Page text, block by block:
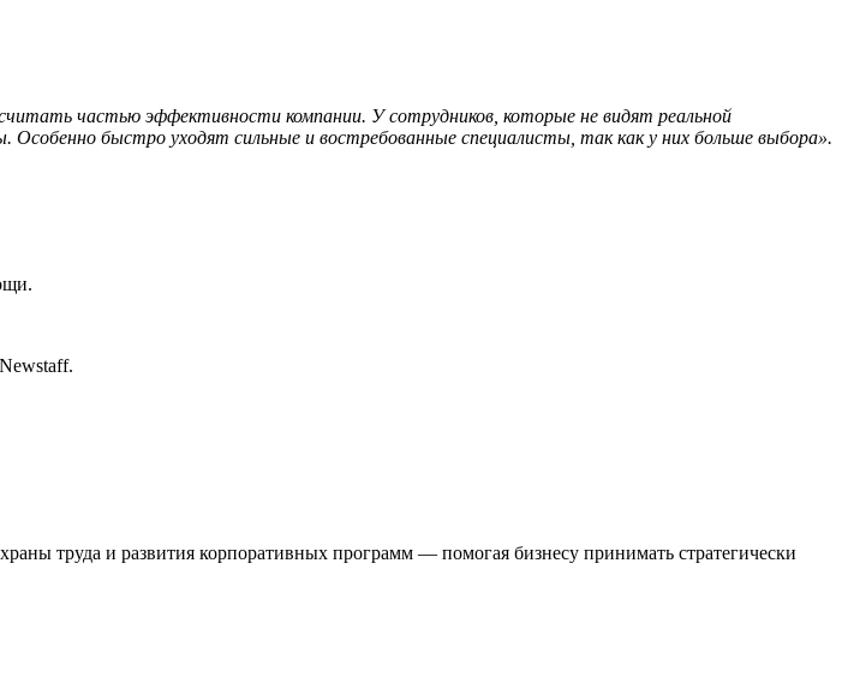
частью эффективности компании. У сотрудников, которые не видят реальной
быстро уходят сильные и востребованные специалисты, так как у них больше выбора».
труда и развития корпоративных программ — помогая бизнесу принимать стратегически